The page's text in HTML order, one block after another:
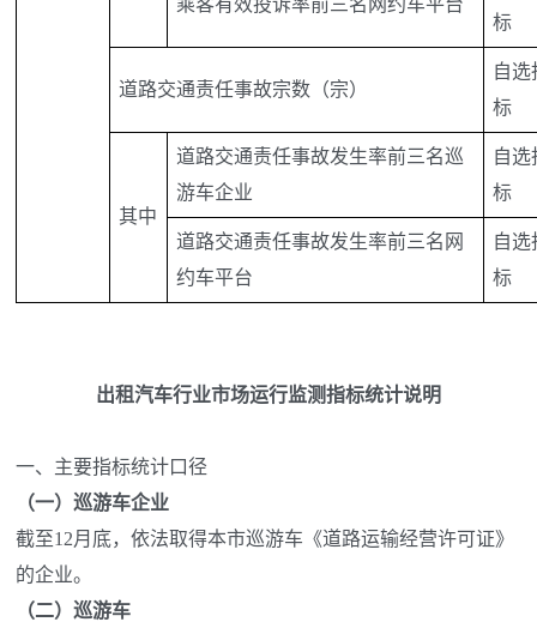
标
道路交通责任事故宗数（宗）
自选
标
其中
道路交通责任事故发生率前三名巡
游车企业
自选
标
道路交通责任事故发生率前三名网
约车平台
自选
标
出租汽车行业市场运行监测指标统计说明
一、主要指标统计口径
（一）巡游车企业
截至12月底，依法取得本市巡游车《道路运输经营许可证》
的企业。
（二）巡游车